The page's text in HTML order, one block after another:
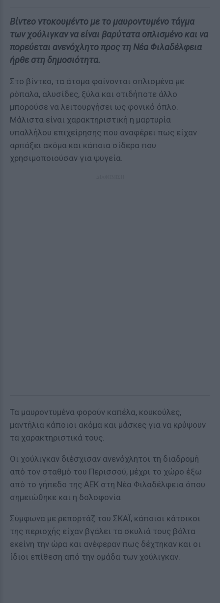
Βίντεο ντοκουμέντο με το μαυροντυμένο τάγμα
των χούλιγκαν να είναι βαρύτατα οπλισμένο και να
πορεύεται ανενόχλητο προς τη Νέα Φιλαδέλφεια
ήρθε στη δημοσιότητα.
Στο βίντεο, τα άτομα φαίνονται οπλισμένα με
ρόπαλα, αλυσίδες, ξύλα και οτιδήποτε άλλο
μπορούσε να λειτουργήσει ως φονικό όπλο.
Μάλιστα είναι χαρακτηριστική η μαρτυρία
υπαλλήλου επιχείρησης που αναφέρει πως είχαν
αρπάξει ακόμα και κάποια σίδερα που
χρησιμοποιούσαν για ψυγεία.
Τα μαυροντυμένα φορούν καπέλα, κουκούλες,
μαντήλια κάποιοι ακόμα και μάσκες για να κρύψουν
τα χαρακτηριστικά τους.
Οι χούλιγκαν διέσχισαν ανενόχλητοι τη διαδρομή
από τον σταθμό του Περισσού, μέχρι το χώρο έξω
από το γήπεδο της ΑΕΚ στη Νέα Φιλαδέλφεια όπου
σημειώθηκε και η δολοφονία
Σύμφωνα με ρεπορτάζ του ΣΚΑΪ, κάποιοι κάτοικοι
της περιοχής είχαν βγάλει τα σκυλιά τους βόλτα
εκείνη την ώρα και ανέφεραν πως δέχτηκαν και οι
ίδιοι επίθεση από την ομάδα των χούλιγκαν.